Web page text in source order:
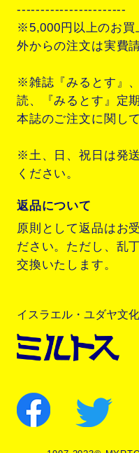
-----------------------
※5,000円以上のお買
外からの注文は実費
※雑誌『みるとす』
読、『みるとす』定
本誌のご注文に関し
※土、日、祝日は発
ください。
返品について
原則として返品はお
ださい。ただし、乱
交換いたします。
イスラエル・ユダヤ文